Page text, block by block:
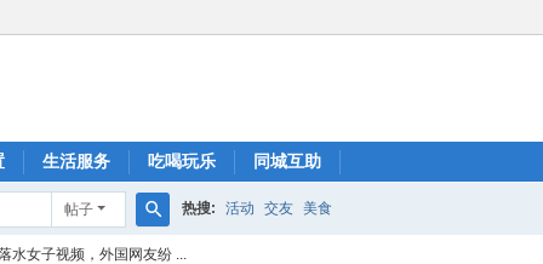
生活服务 吃喝玩乐 同城互助
帖子
搜
热搜: 活动 交友 美食
水女子视频，外国网友纷 ...